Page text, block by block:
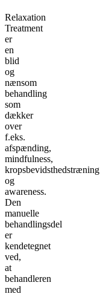
Relaxation
Treatment
er
en
blid
og
nænsom
behandling
som
dækker
over
f.eks.
afspænding,
mindfulness,
kropsbevidsthedstræning
og
awareness.
Den
manuelle
behandlingsdel
er
kendetegnet
ved,
at
behandleren
med